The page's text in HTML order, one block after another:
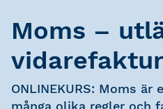
Moms –
ONLINEKURS: Moms
många olika regler och